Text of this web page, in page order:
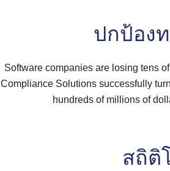
ปกป้อง
Software companies are losing tens
Compliance Solutions successfully
hundreds of millions of
สถิติ